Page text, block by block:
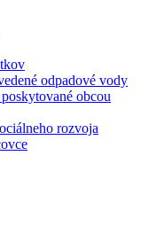
odpadové vody
obcou
rozvoja